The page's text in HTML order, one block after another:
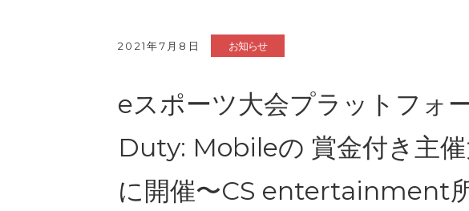
2021年7月8日 お知らせ
eスポーツ大会プラットフォ
Duty: Mobileの 賞金付き主
に開催〜CS entertainment